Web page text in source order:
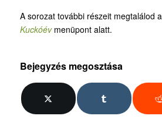
A sorozat további részeit megtalálod a
Kuckóév menüpont alatt.
Bejegyzés megosztása